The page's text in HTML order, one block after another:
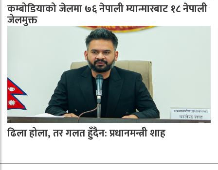
कम्बोडियाको जेलमा ७६ नेपाली म्यान्मारबाट १८ नेपाली
जेलमुक्त
ढिला होला, तर गलत हुँदैन: प्रधानमन्त्री शाह